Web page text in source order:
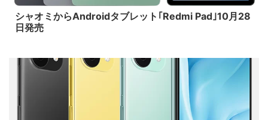
シャオミからAndroidタブレット｢Redmi Pad｣10月28
日発売